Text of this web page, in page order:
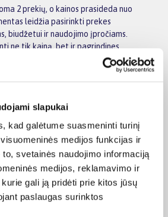
slapukai
kad galėtume suasmeninti turinį
medijos funkcijas ir
svetainės naudojimo informaciją
medijos, reklamavimo ir
gali ją pridėti prie kitos jūsų
paslaugas surinktos
2 prekių, o kainos prasideda nuo
leidžia pasirinkti prekes
biudžetui ir naudojimo įpročiams.
ne tik kainą, bet ir pagrindines
komplektaciją, garantijos sąlygas bei
Dior prekes tarpusavyje.
kad galėtumėte priimti patogų
BIGBOX.LT ir išsirinkite tinkamiausią